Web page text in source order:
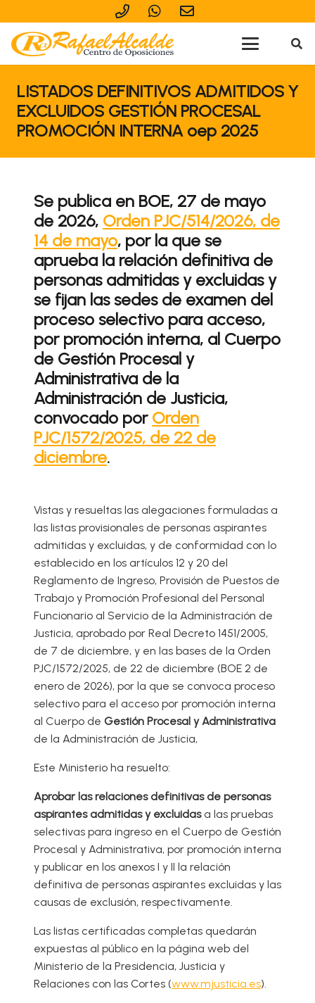
LISTADOS DEFINITIVOS ADMITIDOS Y
EXCLUIDOS GESTIÓN PROCESAL
PROMOCIÓN INTERNA oep 2025
Se publica en BOE, 27 de mayo
de 2026, Orden PJC/514/2026, de
14 de mayo, por la que se
aprueba la relación definitiva de
personas admitidas y excluidas y
se fijan las sedes de examen del
proceso selectivo para acceso,
por promoción interna, al Cuerpo
de Gestión Procesal y
Administrativa de la
Administración de Justicia,
convocado por Orden
PJC/1572/2025, de 22 de
diciembre.
Vistas y resueltas las alegaciones formuladas a
las listas provisionales de personas aspirantes
admitidas y excluidas, y de conformidad con lo
establecido en los artículos 12 y 20 del
Reglamento de Ingreso, Provisión de Puestos de
Trabajo y Promoción Profesional del Personal
Funcionario al Servicio de la Administración de
Justicia, aprobado por Real Decreto 1451/2005,
de 7 de diciembre, y en las bases de la Orden
PJC/1572/2025, de 22 de diciembre (BOE 2 de
enero de 2026), por la que se convoca proceso
selectivo para el acceso por promoción interna
al Cuerpo de Gestión Procesal y Administrativa
de la Administración de Justicia,
Este Ministerio ha resuelto:
Aprobar las relaciones definitivas de personas
aspirantes admitidas y excluidasa las pruebas
selectivas para ingreso en el Cuerpo de Gestión
Procesal y Administrativa, por promoción interna
y publicar en los anexos I y II la relación
definitiva de personas aspirantes excluidas y las
causas de exclusión, respectivamente.
Las listas certificadas completas quedarán
expuestas al público en la página web del
Ministerio de la Presidencia, Justicia y
Relaciones con las Cortes (www.mjusticia.es).